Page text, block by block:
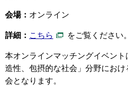
会場： オンライン
詳細： こちら をご覧ください。
本オンラインマッチングイベン
造性、包摂的な社会」分野にお
会となります。